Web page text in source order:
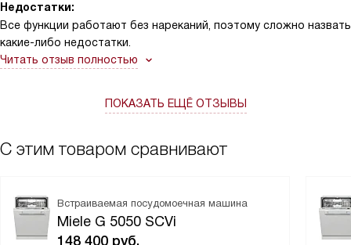
Недостатки:
Все функции работают без нареканий, поэтому сложно назвать
какие-либо недостатки.
Читать отзыв полностью
ПОКАЗАТЬ ЕЩЁ ОТЗЫВЫ
С этим товаром сравнивают
Встраиваемая посудомоечная машина
Miele G 5050 SCVi
148 400 руб.